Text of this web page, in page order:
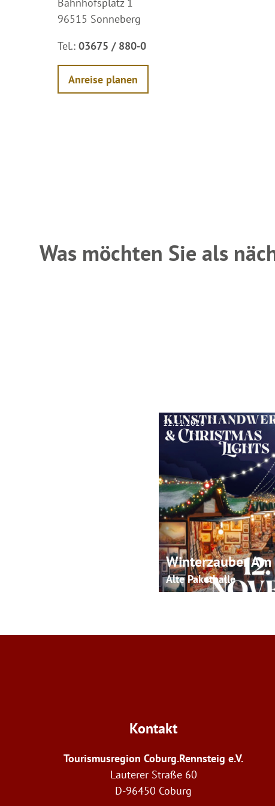
96515 Sonneberg
Tel.: 03675 / 880-0
Anreise planen
Was möchten Sie als
12.11.2026
Winterzauber Am
Alte Pakethalle
Kontakt
Tourismusregion Coburg.Rennsteig e.V.
Lauterer Straße 60
D-96450 Coburg